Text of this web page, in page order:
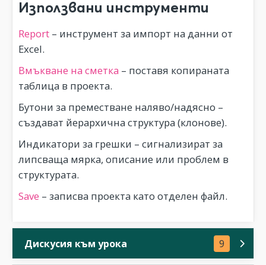
Използвани инструменти
Report – инструмент за импорт на данни от
Excel.
Вмъкване на сметка – поставя копираната
таблица в проекта.
Бутони за преместване наляво/надясно –
създават йерархична структура (клонове).
Индикатори за грешки – сигнализират за
липсваща мярка, описание или проблем в
структурата.
Save – записва проекта като отделен файл.
Дискусия към урока 9